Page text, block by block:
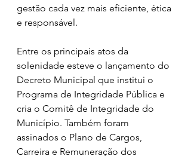
gestão cada vez mais eficiente, ética
e responsável.
Entre os principais atos da
solenidade esteve o lançamento do
Decreto Municipal que institui o
Programa de Integridade Pública e
cria o Comitê de Integridade do
Município. Também foram
assinados o Plano de Cargos,
Carreira e Remuneração dos